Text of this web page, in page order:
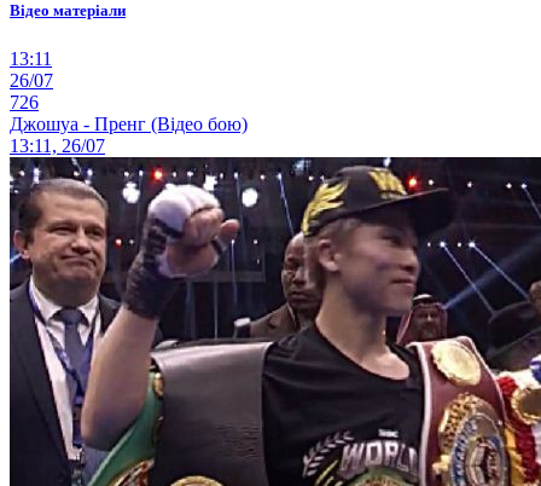
Відео матеріали
13:11
26/07
726
Джошуа - Пренг (Відео бою)
13:11, 26/07